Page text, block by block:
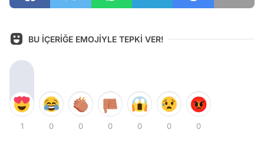
BU İÇERİĞE EMOJİYLE TEPKİ VER!
1 0 0 0 0 0 0